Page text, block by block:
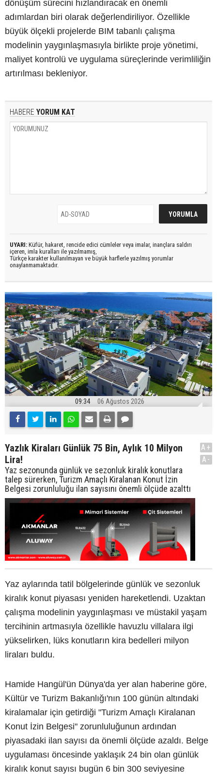
dönüşüm sürecini hızlandıracak en önemli
adımlardan biri olarak değerlendiriliyor. Özellikle
büyük ölçekli projelerde BIM tabanlı çalışma
modelinin yaygınlaşmasıyla birlikte proje yönetimi,
maliyet kontrolü ve uygulama süreçlerinde verimliliğin
artırılması bekleniyor.
HABERE YORUM KAT
UYARI: Küfür, hakaret, rencide edici cümleler veya imalar, inançlara saldırı
içeren, imla kuralları ile yazılmamış,
Türkçe karakter kullanılmayan ve büyük harflerle yazılmış yorumlar
onaylanmamaktadır.
09:34 06 Ağustos 2026
Yazlık Kiraları Günlük 75 Bin, Aylık 10 Milyon
Lira!
Yaz sezonunda günlük ve sezonluk kiralık konutlara
talep sürerken, Turizm Amaçlı Kiralanan Konut İzin
Belgesi zorunluluğu ilan sayısını önemli ölçüde azalttı
A+
A-
Yaz aylarında tatil bölgelerinde günlük ve sezonluk
kiralık konut piyasası yeniden hareketlendi. Uzaktan
çalışma modelinin yaygınlaşması ve müstakil yaşam
tercihinin artmasıyla özellikle havuzlu villalara ilgi
yükselirken, lüks konutların kira bedelleri milyon
liraları buldu.
Hamide Hangül'ün Dünya'da yer alan haberine göre,
Kültür ve Turizm Bakanlığı'nın 100 günün altındaki
kiralamalar için getirdiği "Turizm Amaçlı Kiralanan
Konut İzin Belgesi" zorunluluğunun ardından
piyasadaki ilan sayısı da önemli ölçüde azaldı. Belge
uygulaması öncesinde yaklaşık 24 bin olan günlük
kiralık konut sayısı bugün 6 bin 300 seviyesine